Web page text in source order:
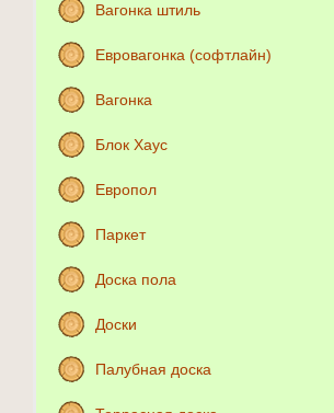
Вагонка штиль
Евровагонка (софтлайн)
Вагонка
Блок Хаус
Европол
Паркет
Доска пола
Доски
Палубная доска